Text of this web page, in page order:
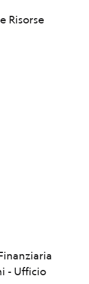
Risorse
- Ufficio